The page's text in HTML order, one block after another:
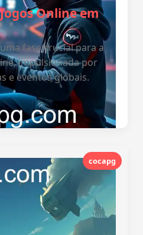
Online em
fase crucial para a
impulsionada por
e eventos globais.
cocapg